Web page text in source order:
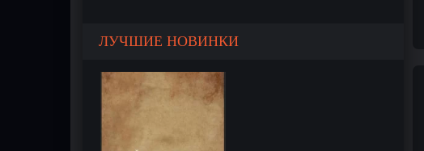
ЛУЧШИЕ НОВИНКИ